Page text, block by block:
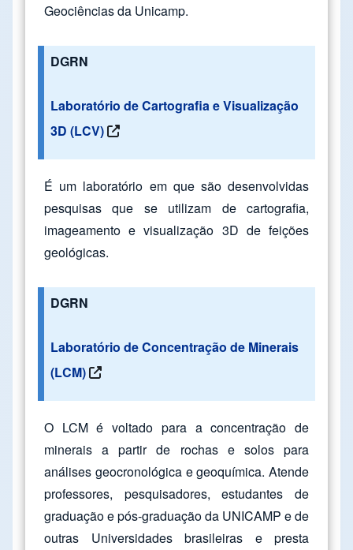
Geociências da Unicamp.
DGRN
Laboratório de Cartografia e Visualização
3D (LCV)
É um laboratório em que são desenvolvidas
pesquisas que se utilizam de cartografia,
imageamento e visualização 3D de feições
geológicas.
DGRN
Laboratório de Concentração de Minerais
(LCM)
O LCM é voltado para a concentração de
minerais a partir de rochas e solos para
análises geocronológica e geoquímica. Atende
professores, pesquisadores, estudantes de
graduação e pós-graduação da UNICAMP e de
outras Universidades brasileiras e presta